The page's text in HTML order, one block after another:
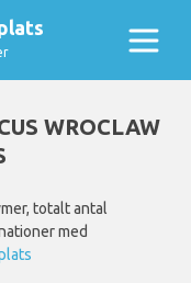
WROCLAW
totalt antal
med